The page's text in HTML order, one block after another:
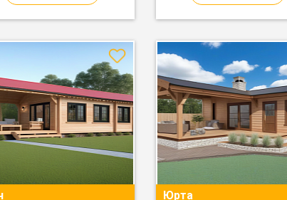
Юрта